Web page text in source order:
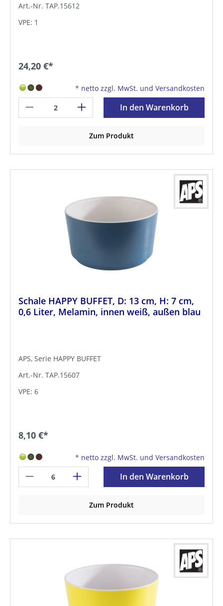
Art.-Nr. TAP.15612
VPE: 1
24,20 €*
* netto zzgl. MwSt. und Versandkosten
In den Warenkorb
Zum Produkt
Schale HAPPY BUFFET, D: 13 cm, H: 7 cm,
0,6 Liter, Melamin, innen weiß, außen blau
APS, Serie HAPPY BUFFET
Art.-Nr. TAP.15607
VPE: 6
8,10 €*
* netto zzgl. MwSt. und Versandkosten
In den Warenkorb
Zum Produkt